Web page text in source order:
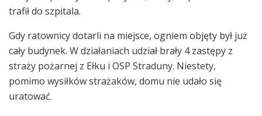
trafił do szpitala.
Gdy ratownicy dotarli na miejsce, ogniem objęty był już
cały budynek. W działaniach udział brały 4 zastępy z
straży pożarnej z Ełku i OSP Straduny. Niestety,
pomimo wysiłków strażaków, domu nie udało się
uratować.